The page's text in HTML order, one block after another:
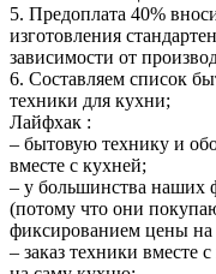
5. Предоплата 40%
изготовления
зависимости от
6. Составляем список
техники для кухни;
Лайфхак :
– бытовую технику и
вместе с кухней;
– у большинства наших
(потому что они
фиксированием цены
– заказ техники вместе